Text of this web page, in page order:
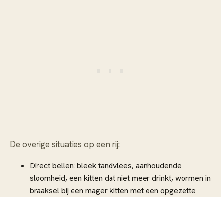
De overige situaties op een rij:
Direct bellen: bleek tandvlees, aanhoudende
sloomheid, een kitten dat niet meer drinkt, wormen in
braaksel bij een mager kitten met een opgezette